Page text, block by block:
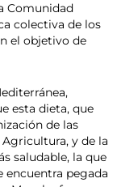
Comunidad
colectiva de los
el objetivo de
esta dieta, que
de las
y de la
saludable, la que
encuentra pegada